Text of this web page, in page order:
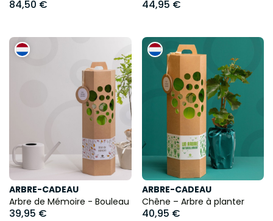
84,50 € 44,95 €
ARBRE-CADEAU
Arbre de Mémoire - Bouleau
39,95 €
ARBRE-CADEAU
Chêne – Arbre à planter
40,95 €